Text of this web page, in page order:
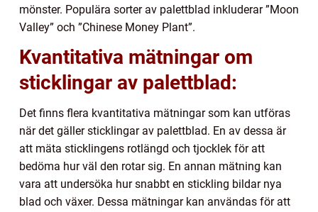
mönster. Populära sorter av palettblad inkluderar ”Moon
Valley” och ”Chinese Money Plant”.
Kvantitativa mätningar om
sticklingar av palettblad:
Det finns flera kvantitativa mätningar som kan utföras
när det gäller sticklingar av palettblad. En av dessa är
att mäta sticklingens rotlängd och tjocklek för att
bedöma hur väl den rotar sig. En annan mätning kan
vara att undersöka hur snabbt en stickling bildar nya
blad och växer. Dessa mätningar kan användas för att